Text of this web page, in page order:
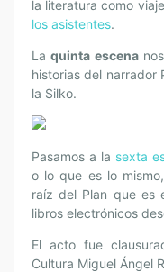
la literatura como
los asistentes.
Laquinta escenanos
historias del narrador
la Silko.
Pasamos a la sexta
o lo que es lo
raíz del Plan que es
libros electrónicos
El acto fue
Cultura Miguel Ángel